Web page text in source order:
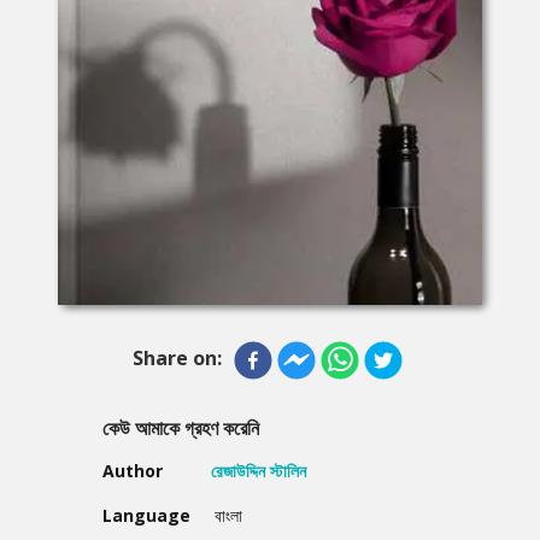
Share on:
কেউ আমাকে গ্রহণ করেনি
Author
রেজাউদ্দিন স্টালিন
Language
বাংলা